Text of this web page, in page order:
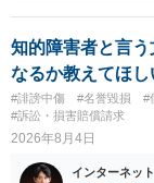
に個別に相談される
知的障害者と言
なるか教えてほし
#誹謗中傷 #名誉毀損 #
#訴訟・損害賠償請求
2026年8月4日
インターネッ